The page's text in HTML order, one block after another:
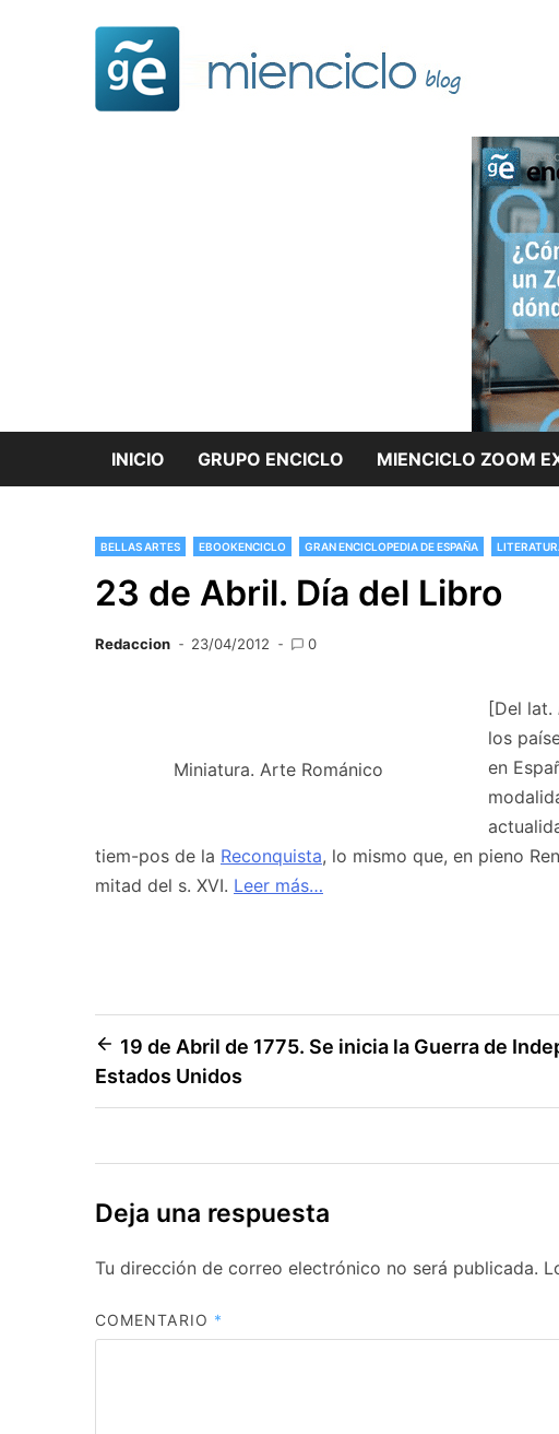
INICIO GRUPO ENCICLO MIENCICLO ZOOM
BELLAS ARTES EBOOKENCICLO GRAN ENCICLOPEDIA DE ESPAÑA
23 de Abril. Día del Libro
Redaccion 23/04/2012 0
Miniatura. Arte Románico
[Del lat.
los
en
tiem-pos de la Reconquista, lo mismo que, en pieno
mitad del s. XVI. Leer más…
Navegación
de
19 de Abril de 1775. Se inicia la Guerra de
Estados Unidos
Deja una respuesta
Tu dirección de correo electrónico no será publicada.
COMENTARIO *